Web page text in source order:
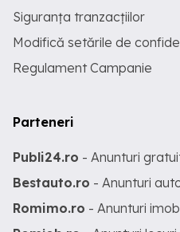
Siguranța tranzacțiilor
Modifică setările de
Regulament Campanie
Parteneri
Publi24.ro - Anunturi
Bestauto.ro - Anunturi
Romimo.ro - Anunturi